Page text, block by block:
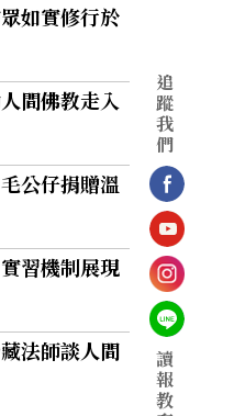
如實修行於
間佛教走入
公仔捐贈溫
習機制展現
法師談人間
追
蹤
我
們
讀
報
教